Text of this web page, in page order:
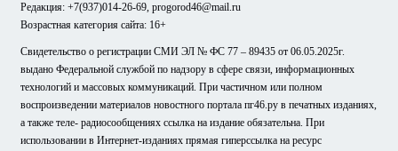
Редакция: +7(937)014-26-69, progorod46@mail.ru
Возрастная категория сайта: 16+
Свидетельство о регистрации СМИ ЭЛ № ФС 77 – 89435 от 06.05.2025г.
выдано Федеральной службой по надзору в сфере связи, информационных
технологий и массовых коммуникаций. При частичном или полном
воспроизведении материалов новостного портала пг46.ру в печатных изданиях,
а также теле- радиосообщениях ссылка на издание обязательна. При
использовании в Интернет-изданиях прямая гиперссылка на ресурс